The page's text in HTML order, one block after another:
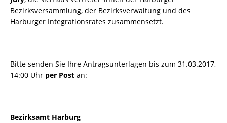
Bezirksversammlung, der Bezirksverwaltung und des
Harburger Integrationsrates zusammensetzt.
Bitte senden Sie Ihre Antragsunterlagen bis zum 31.03.2017,
14:00 Uhr per Post an:
Bezirksamt Harburg